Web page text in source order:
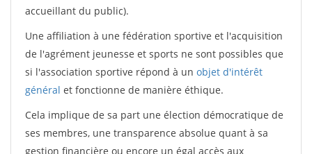
accueillant du public).
Une affiliation à une fédération sportive et l'acquisition
de l'agrément jeunesse et sports ne sont possibles que
si l'association sportive répond à un objet d'intérêt
général et fonctionne de manière éthique.
Cela implique de sa part une élection démocratique de
ses membres, une transparence absolue quant à sa
gestion financière ou encore un égal accès aux